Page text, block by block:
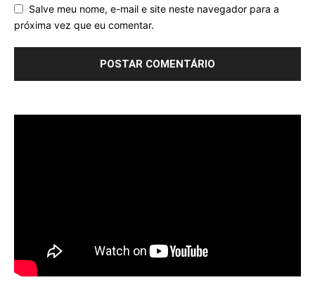
Salve meu nome, e-mail e site neste navegador para a
próxima vez que eu comentar.